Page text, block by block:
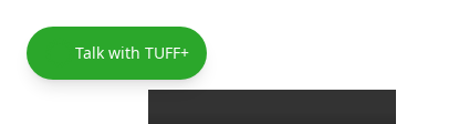
Talk with TUFF+